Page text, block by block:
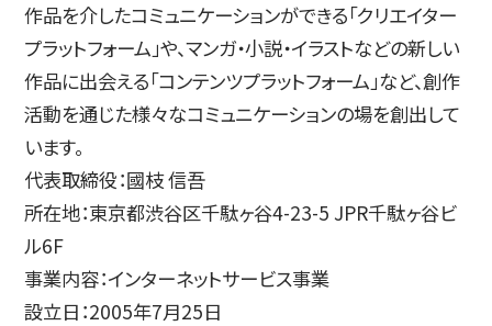
作品を介したコミュニケーションができる「クリエイター
プラットフォーム」や、マンガ・小説・イラストなどの新しい
作品に出会える「コンテンツプラットフォーム」など、創作
活動を通じた様々なコミュニケーションの場を創出して
います。
代表取締役：國枝 信吾
所在地：東京都渋谷区千駄ヶ谷4-23-5 JPR千駄ヶ谷ビ
ル6F
事業内容：インターネットサービス事業
設立日：2005年7月25日